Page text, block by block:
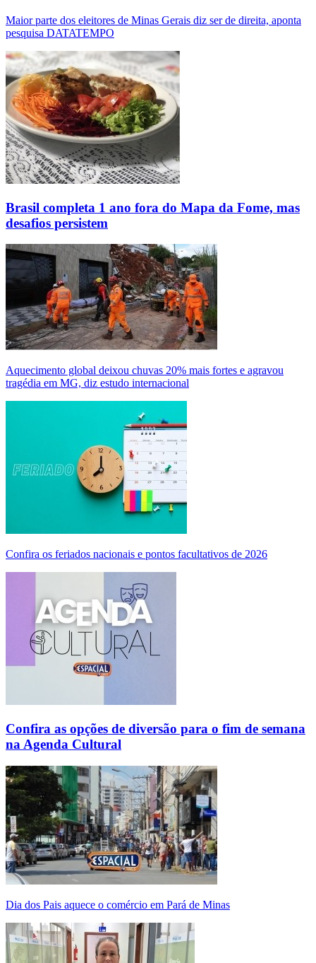
Maior parte dos eleitores de Minas Gerais diz ser de direita, aponta
pesquisa DATATEMPO
Brasil completa 1 ano fora do Mapa da Fome, mas
desafios persistem
Aquecimento global deixou chuvas 20% mais fortes e agravou
tragédia em MG, diz estudo internacional
Confira os feriados nacionais e pontos facultativos de 2026
Confira as opções de diversão para o fim de semana
na Agenda Cultural
Dia dos Pais aquece o comércio em Pará de Minas